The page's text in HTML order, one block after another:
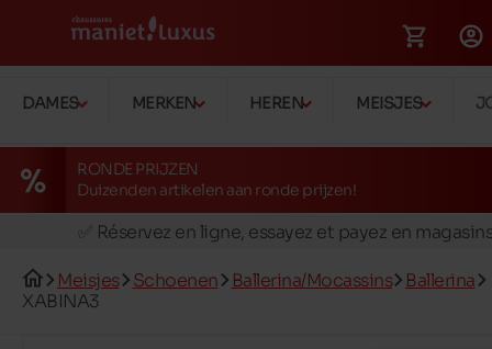
DAMES MERKEN HEREN MEISJES
RONDE PRIJZEN
Duizenden artikelen aan ronde prijzen!
🚛 Livraison gratuite en magasins
✅ Réservez en ligne, essayez et payez en
📦 Livraison à domicile gratuite dés 39€ d'achats
Meisjes Schoenen Ballerina/Mocassins
Ballerina
XABINA3